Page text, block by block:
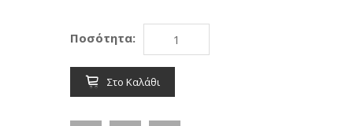
Ποσότητα:
Στο Καλάθι